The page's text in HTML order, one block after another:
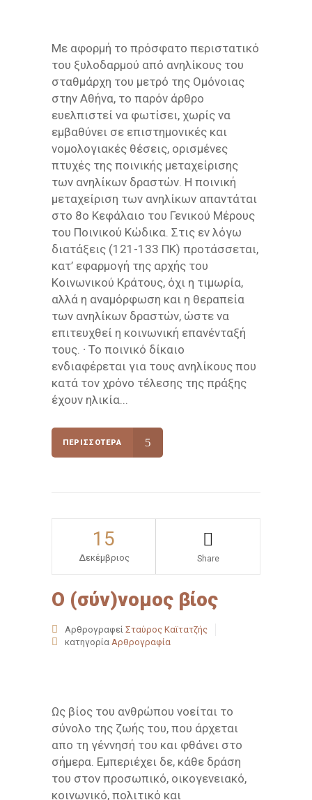
Με αφορμή το πρόσφατο περιστατικό
του ξυλοδαρμού από ανηλίκους του
σταθμάρχη του μετρό της Ομόνοιας
στην Αθήνα, το παρόν άρθρο
ευελπιστεί να φωτίσει, χωρίς να
εμβαθύνει σε επιστημονικές και
νομολογιακές θέσεις, ορισμένες
πτυχές της ποινικής μεταχείρισης
των ανηλίκων δραστών. Η ποινική
μεταχείριση των ανηλίκων απαντάται
στο 8ο Κεφάλαιο του Γενικού Μέρους
του Ποινικού Κώδικα. Στις εν λόγω
διατάξεις (121-133 ΠΚ) προτάσσεται,
κατ’ εφαρμογή της αρχής του
Κοινωνικού Κράτους, όχι η τιμωρία,
αλλά η αναμόρφωση και η θεραπεία
των ανηλίκων δραστών, ώστε να
επιτευχθεί η κοινωνική επανένταξή
τους. ∙ Το ποινικό δίκαιο
ενδιαφέρεται για τους ανηλίκους που
κατά τον χρόνο τέλεσης της πράξης
έχουν ηλικία...
ΠΕΡΙΣΣΌΤΕΡΑ
15
Δεκέμβριος Share
Ο (σύν)νομος βίος
Αρθρογραφεί Σταύρος Καϊτατζής
κατηγορία Αρθρογραφία
Ως βίος του ανθρώπου νοείται το
σύνολο της ζωής του, που άρχεται
απο τη γέννησή του και φθάνει στο
σήμερα. Εμπεριέχει δε, κάθε δράση
του στον προσωπικό, οικογενειακό,
κοινωνικό, πολιτικό και